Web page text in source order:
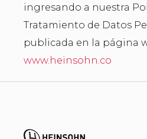
ingresando a nuestra
Tratamiento de Datos
publicada en la página
www.heinsohn.co